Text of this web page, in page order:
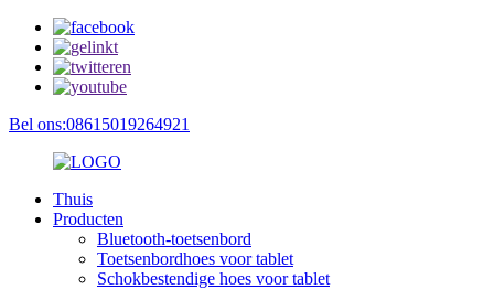
Bel ons:08615019264921
Thuis
Producten
Bluetooth-toetsenbord
Toetsenbordhoes voor tablet
Schokbestendige hoes voor tablet